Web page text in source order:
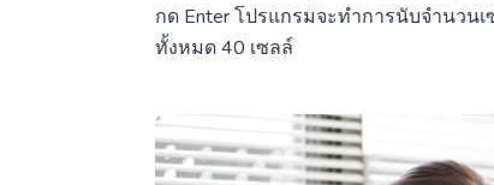
กด Enter โปรแกรมจะทำการนับจำนวน
ทั้งหมด 40 เซลล์